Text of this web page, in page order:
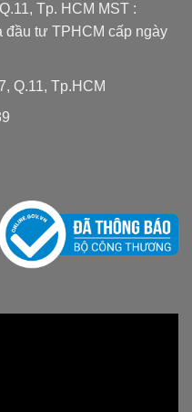
Tp. HCM MST :
đầu tư TPHCM cấp ngày
Q.11, Tp.HCM